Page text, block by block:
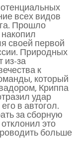
всех видов
Прошло
своей первой
Природных
из-за
к
который
Криппа
удар
в автогол.
за сборную
это
больше